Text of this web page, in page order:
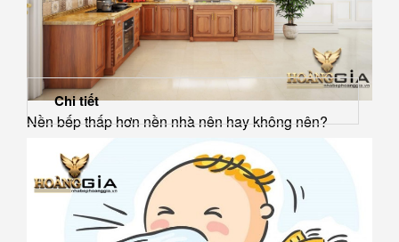
Nền bếp thấp hơn nền nhà nên hay không nên?
Chi tiết